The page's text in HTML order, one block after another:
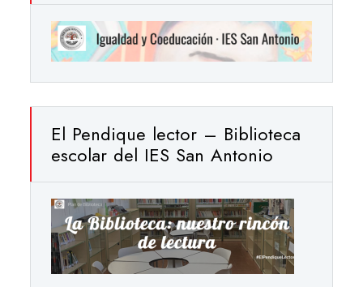
El Pendique lector – Biblioteca
escolar del IES San Antonio